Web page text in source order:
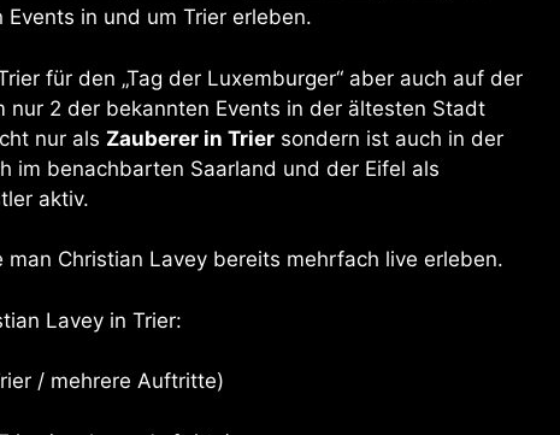
in und um Trier erleben.
für den „Tag der Luxemburger“ aber auch auf der
nur 2 der bekannten Events in der ältesten Stadt
nur als Zauberer in Trier sondern ist auch in der
im benachbarten Saarland und der Eifel als
aktiv.
man Christian Lavey bereits mehrfach live erleben.
Lavey in Trier:
/ mehrere Auftritte)